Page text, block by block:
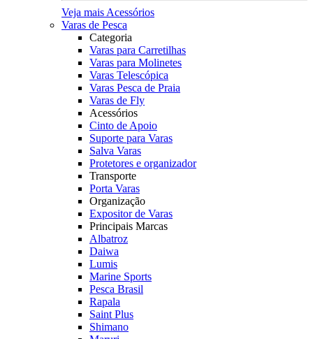
Veja mais Acessórios
Varas de Pesca
Categoria
Varas para Carretilhas
Varas para Molinetes
Varas Telescópica
Varas Pesca de Praia
Varas de Fly
Acessórios
Cinto de Apoio
Suporte para Varas
Salva Varas
Protetores e organizador
Transporte
Porta Varas
Organização
Expositor de Varas
Principais Marcas
Albatroz
Daiwa
Lumis
Marine Sports
Pesca Brasil
Rapala
Saint Plus
Shimano